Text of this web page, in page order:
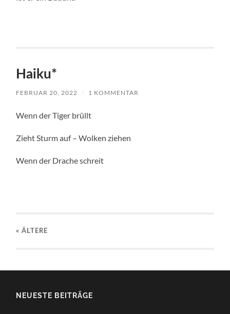
Haiku*
FEBRUAR 20, 2022 / 1 KOMMENTAR
Wenn der Tiger brüllt
Zieht Sturm auf – Wolken ziehen
Wenn der Drache schreit
« ÄLTERE
NEUESTE BEITRÄGE